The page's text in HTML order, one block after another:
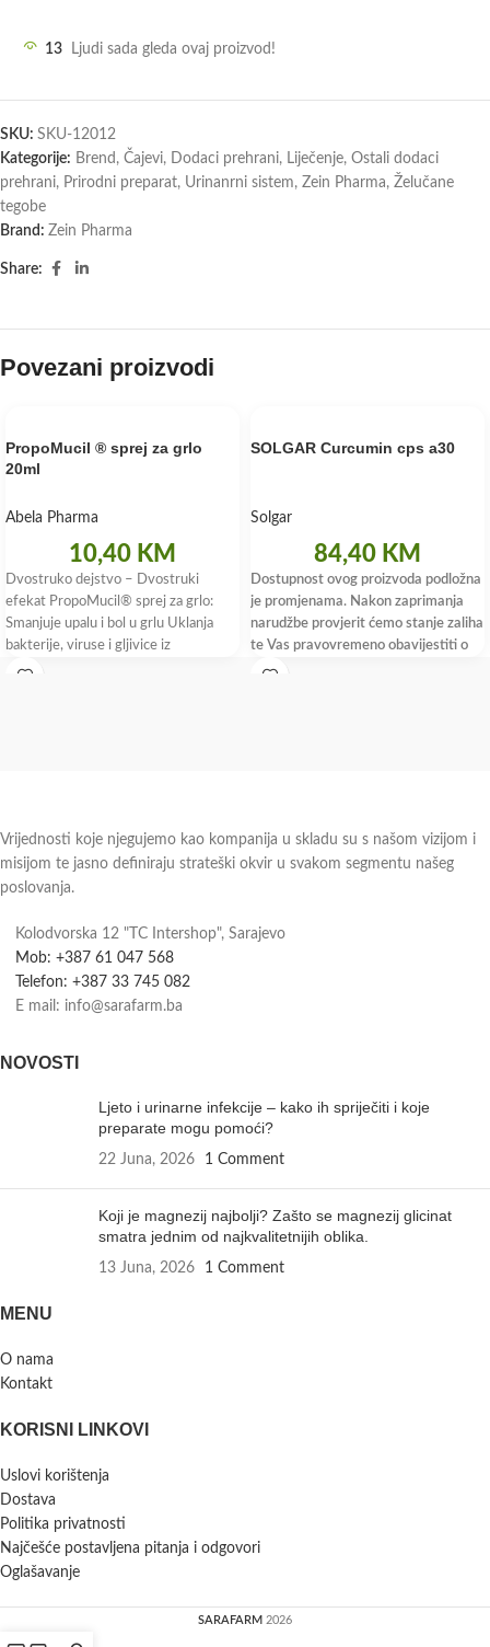
13 Ljudi sada gleda ovaj proizvod!
SKU: SKU-12012
Kategorije: Brend , Čajevi, Dodaci prehrani, Liječenje, Ostali dodaci
prehrani, Prirodni preparat, Urinanrni sistem, Zein Pharma, Želučane
tegobe
Brand: Zein Pharma
Share:
Povezani proizvodi
PropoMucil ® sprej za grlo
20ml
Abela Pharma
10,40 KM
Dvostruko dejstvo – Dvostruki
efekat PropoMucil® sprej za grlo:
Smanjuje upalu i bol u grlu Uklanja
bakterije, viruse i gljivice iz
SOLGAR Curcumin cps a30
Solgar
84,40 KM
Dostupnost ovog proizvoda podložna
je promjenama. Nakon zaprimanja
narudžbe provjerit ćemo stanje zaliha
te Vas pravovremeno obavijestiti o
dostupnosti i roku isporuke.
Vrijednosti koje njegujemo kao kompanija u skladu su s našom vizijom i
misijom te jasno definiraju strateški okvir u svakom segmentu našeg
poslovanja.
Kolodvorska 12 "TC Intershop", Sarajevo
Mob: +387 61 047 568
Telefon: +387 33 745 082
E mail: info@sarafarm.ba
NOVOSTI
Ljeto i urinarne infekcije – kako ih spriječiti i koje
preparate mogu pomoći?
22 Juna, 2026 1 Comment
Koji je magnezij najbolji? Zašto se magnezij glicinat
smatra jednim od najkvalitetnijih oblika.
13 Juna, 2026 1 Comment
MENU
O nama
Kontakt
KORISNI LINKOVI
Uslovi korištenja
Dostava
Politika privatnosti
Najčešće postavljena pitanja i odgovori
Oglašavanje
SARAFARM 2026